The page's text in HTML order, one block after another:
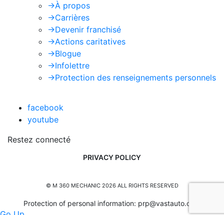
->À propos
->Carrières
->Devenir franchisé
->Actions caritatives
->Blogue
->Infolettre
->Protection des renseignements personnels
facebook
youtube
Restez connecté
PRIVACY POLICY
© M 360 MECHANIC 2026 ALL RIGHTS RESERVED
Protection of personal information: prp@vastauto.com